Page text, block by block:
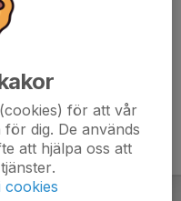
för att vår
dig. De används
att hjälpa oss att
cookies